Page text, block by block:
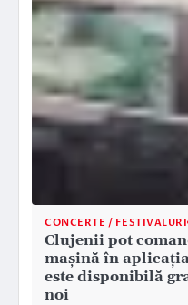
CONCERTE / FESTIVALURI
Clujenii pot
mașină în
este disponibilă
noi